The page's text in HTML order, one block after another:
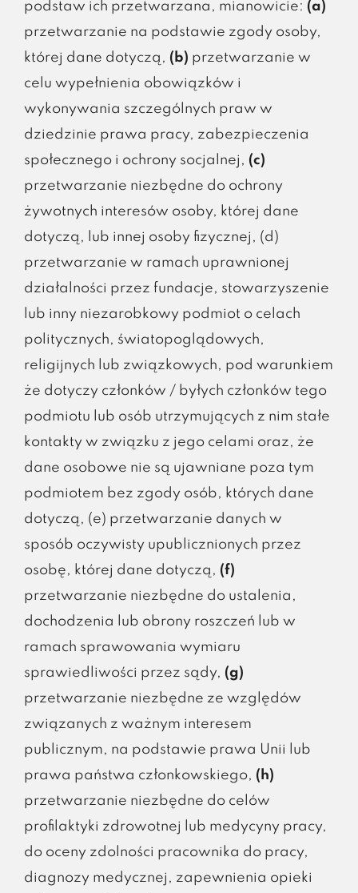
podstaw ich przetwarzana, mianowicie: (a)
przetwarzanie na podstawie zgody osoby,
której dane dotyczą, (b) przetwarzanie w
celu wypełnienia obowiązków i
wykonywania szczególnych praw w
dziedzinie prawa pracy, zabezpieczenia
społecznego i ochrony socjalnej, (c)
przetwarzanie niezbędne do ochrony
żywotnych interesów osoby, której dane
dotyczą, lub innej osoby fizycznej, (d)
przetwarzanie w ramach uprawnionej
działalności przez fundacje, stowarzyszenie
lub inny niezarobkowy podmiot o celach
politycznych, światopoglądowych,
religijnych lub związkowych, pod warunkiem
że dotyczy członków / byłych członków tego
podmiotu lub osób utrzymujących z nim stałe
kontakty w związku z jego celami oraz, że
dane osobowe nie są ujawniane poza tym
podmiotem bez zgody osób, których dane
dotyczą, (e) przetwarzanie danych w
sposób oczywisty upublicznionych przez
osobę, której dane dotyczą, (f)
przetwarzanie niezbędne do ustalenia,
dochodzenia lub obrony roszczeń lub w
ramach sprawowania wymiaru
sprawiedliwości przez sądy, (g)
przetwarzanie niezbędne ze względów
związanych z ważnym interesem
publicznym, na podstawie prawa Unii lub
prawa państwa członkowskiego, (h)
przetwarzanie niezbędne do celów
profilaktyki zdrowotnej lub medycyny pracy,
do oceny zdolności pracownika do pracy,
diagnozy medycznej, zapewnienia opieki